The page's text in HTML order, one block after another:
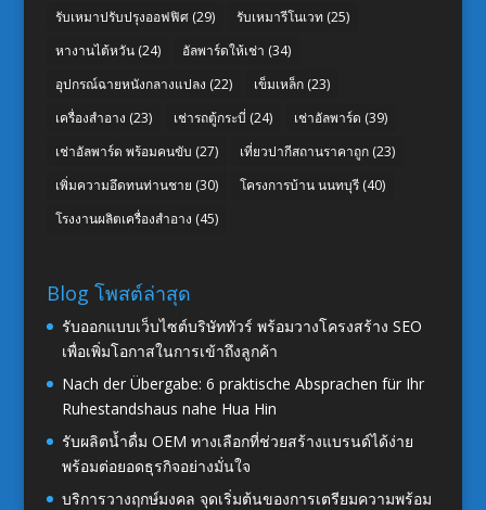
รับเหมาปรับปรุงออฟฟิศ(29) รับเหมารีโนเวท (25)
หางานไต้หวัน(24) อัลพาร์ดให้เช่า (34)
อุปกรณ์ฉายหนังกลางแปลง (22) เข็มเหล็ก(23)
เครื่องสำอาง (23) เช่ารถตู้กระบี่ (24) เช่าอัลพาร์ด (39)
เช่าอัลพาร์ด พร้อมคนขับ (27) เที่ยวปากีสถานราคาถูก(23)
เพิ่มความอึดทนท่านชาย (30) โครงการบ้าน นนทบุรี(40)
โรงงานผลิตเครื่องสำอาง (45)
Blog โพสต์ล่าสุด
รับออกแบบเว็บไซต์บริษัททัวร์ พร้อมวางโครงสร้าง SEO
เพื่อเพิ่มโอกาสในการเข้าถึงลูกค้า
Nach der Übergabe: 6 praktische Absprachen für Ihr
Ruhestandshaus nahe Hua Hin
รับผลิตน้ำดื่ม OEM ทางเลือกที่ช่วยสร้างแบรนด์ได้ง่าย
พร้อมต่อยอดธุรกิจอย่างมั่นใจ
บริการวางฤกษ์มงคล จุดเริ่มต้นของการเตรียมความพร้อม